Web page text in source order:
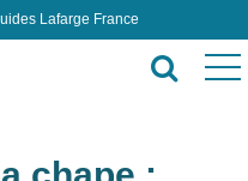
Lafarge France